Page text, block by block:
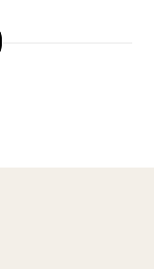
of zonder